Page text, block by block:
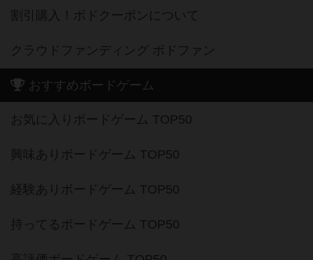
割引購入！ボドクーポンについて
クラウドファンディング ボドファン
おすすめボードゲーム
お気に入りボードゲーム TOP50
興味ありボードゲーム TOP50
経験ありボードゲーム TOP50
持ってるボードゲーム TOP50